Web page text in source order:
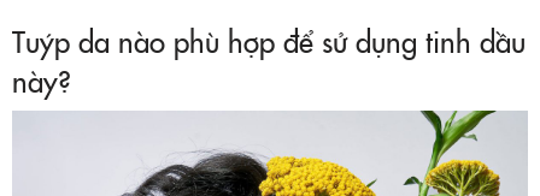
Tuýp da nào phù hợp để sử dụng tinh dầu
này?